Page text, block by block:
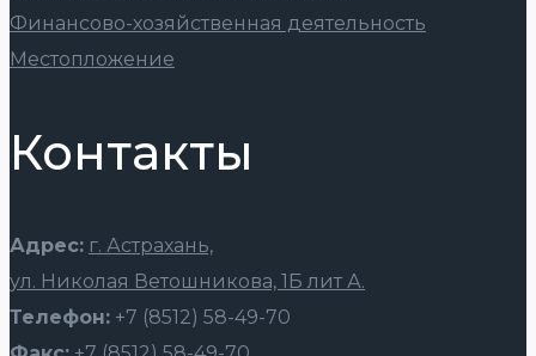
Финансово-хозяйственная деятельность
Местопложение
Контакты
Адрес: г. Астрахань,
ул. Николая Ветошникова, 1Б лит А.
Телефон: +7 (8512) 58-49-70